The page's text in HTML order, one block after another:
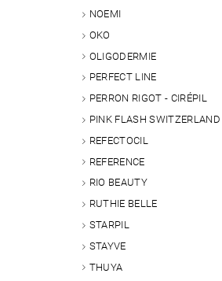
NOEMI
OKO
OLIGODERMIE
PERFECT LINE
PERRON RIGOT - CIRÉPIL
PINK FLASH SWITZERLAND
REFECTOCIL
REFERENCE
RIO BEAUTY
RUTHIE BELLE
STARPIL
STAYVE
THUYA